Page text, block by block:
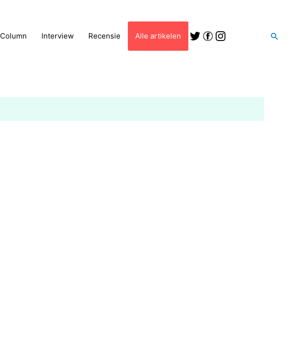
Column Interview Recensie Alle artikelen Zoeken